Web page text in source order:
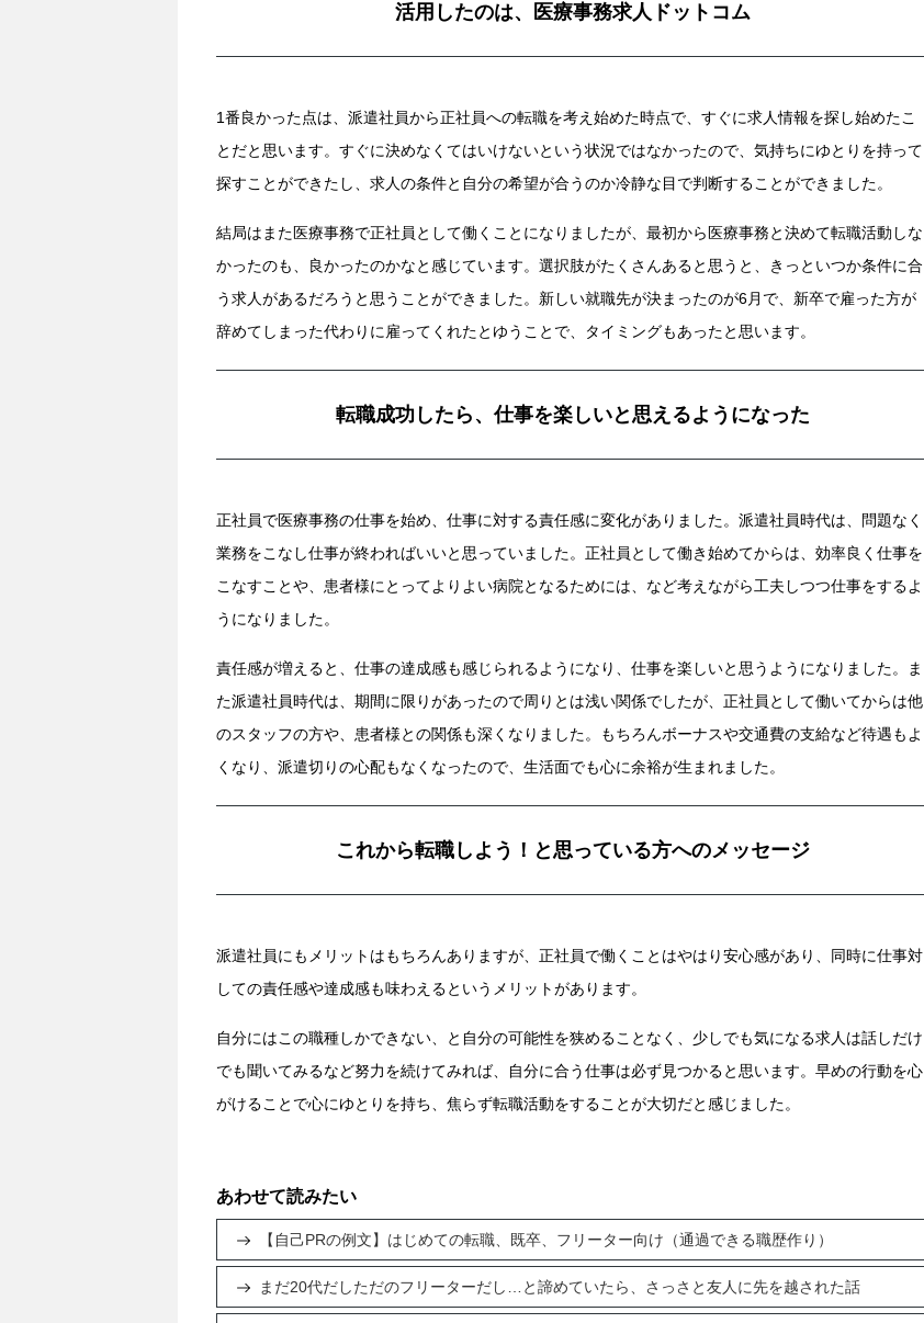
活用したのは、医療事務求人ドットコム
1番良かった点は、派遣社員から正社員への転職を考え始めた時点で、すぐに求人情報を探し始めたこ
とだと思います。すぐに決めなくてはいけないという状況ではなかったので、気持ちにゆとりを持って
探すことができたし、求人の条件と自分の希望が合うのか冷静な目で判断することができました。
結局はまた医療事務で正社員として働くことになりましたが、最初から医療事務と決めて転職活動しな
かったのも、良かったのかなと感じています。選択肢がたくさんあると思うと、きっといつか条件に合
う求人があるだろうと思うことができました。新しい就職先が決まったのが6月で、新卒で雇った方が
辞めてしまった代わりに雇ってくれたとゆうことで、タイミングもあったと思います。
転職成功したら、仕事を楽しいと思えるようになった
正社員で医療事務の仕事を始め、仕事に対する責任感に変化がありました。派遣社員時代は、問題なく
業務をこなし仕事が終わればいいと思っていました。正社員として働き始めてからは、効率良く仕事を
こなすことや、患者様にとってよりよい病院となるためには、など考えながら工夫しつつ仕事をするよ
うになりました。
責任感が増えると、仕事の達成感も感じられるようになり、仕事を楽しいと思うようになりました。ま
た派遣社員時代は、期間に限りがあったので周りとは浅い関係でしたが、正社員として働いてからは他
のスタッフの方や、患者様との関係も深くなりました。もちろんボーナスや交通費の支給など待遇もよ
くなり、派遣切りの心配もなくなったので、生活面でも心に余裕が生まれました。
これから転職しよう！と思っている方へのメッセージ
派遣社員にもメリットはもちろんありますが、正社員で働くことはやはり安心感があり、同時に仕事対
しての責任感や達成感も味わえるというメリットがあります。
自分にはこの職種しかできない、と自分の可能性を狭めることなく、少しでも気になる求人は話しだけ
でも聞いてみるなど努力を続けてみれば、自分に合う仕事は必ず見つかると思います。早めの行動を心
がけることで心にゆとりを持ち、焦らず転職活動をすることが大切だと感じました。
あわせて読みたい
【自己PRの例文】はじめての転職、既卒、フリーター向け（通過できる職歴作り）
まだ20代だしただのフリーターだし…と諦めていたら、さっさと友人に先を越された話